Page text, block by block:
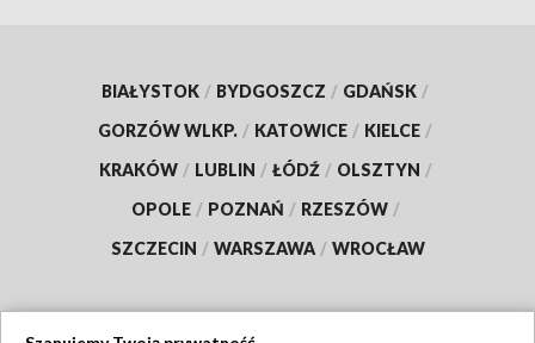
BIAŁYSTOK / BYDGOSZCZ / GDAŃSK /
GORZÓW WLKP. / KATOWICE / KIELCE /
KRAKÓW / LUBLIN / ŁÓDŹ / OLSZTYN /
OPOLE / POZNAŃ / RZESZÓW /
SZCZECIN / WARSZAWA / WROCŁAW